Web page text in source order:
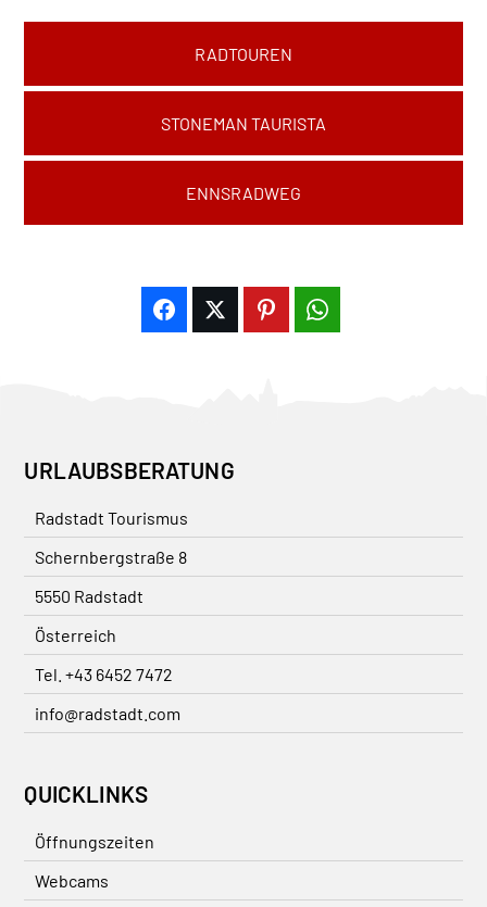
RADTOUREN
STONEMAN TAURISTA
ENNSRADWEG
URLAUBSBERATUNG
Radstadt Tourismus
Schernbergstraße 8
5550 Radstadt
Österreich
Tel. +43 6452 7472
info@radstadt.com
QUICKLINKS
Öffnungszeiten
Webcams